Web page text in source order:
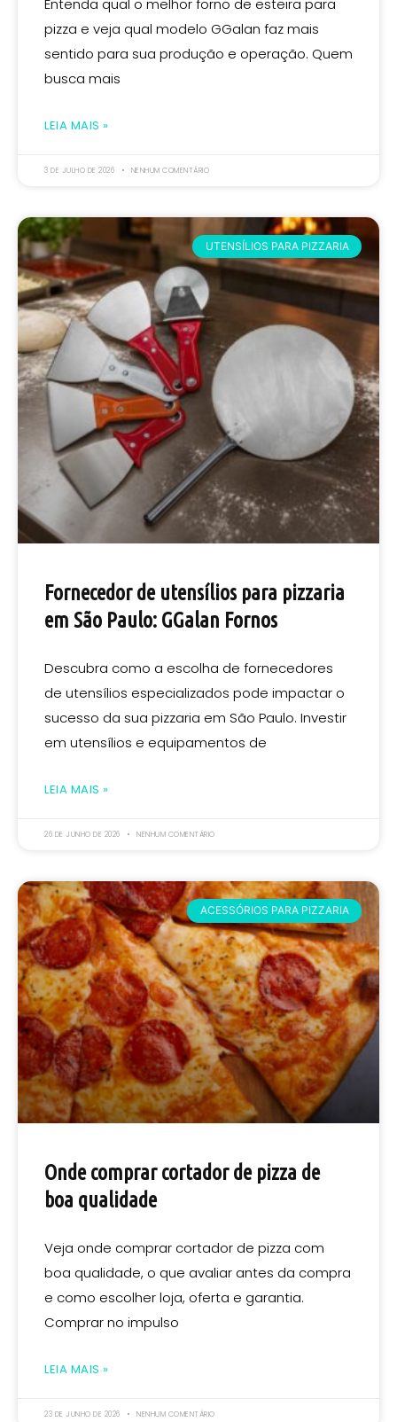
Entenda qual o melhor forno de esteira para
pizza e veja qual modelo GGalan faz mais
sentido para sua produção e operação. Quem
busca mais
LEIA MAIS »
3 DE JULHO DE 2026 NENHUM COMENTÁRIO
UTENSÍLIOS PARA PIZZARIA
Fornecedor de utensílios para pizzaria
em São Paulo: GGalan Fornos
Descubra como a escolha de fornecedores
de utensílios especializados pode impactar o
sucesso da sua pizzaria em São Paulo. Investir
em utensílios e equipamentos de
LEIA MAIS »
26 DE JUNHO DE 2026 NENHUM COMENTÁRIO
ACESSÓRIOS PARA PIZZARIA
Onde comprar cortador de pizza de
boa qualidade
Veja onde comprar cortador de pizza com
boa qualidade, o que avaliar antes da compra
e como escolher loja, oferta e garantia.
Comprar no impulso
LEIA MAIS »
23 DE JUNHO DE 2026 NENHUM COMENTÁRIO